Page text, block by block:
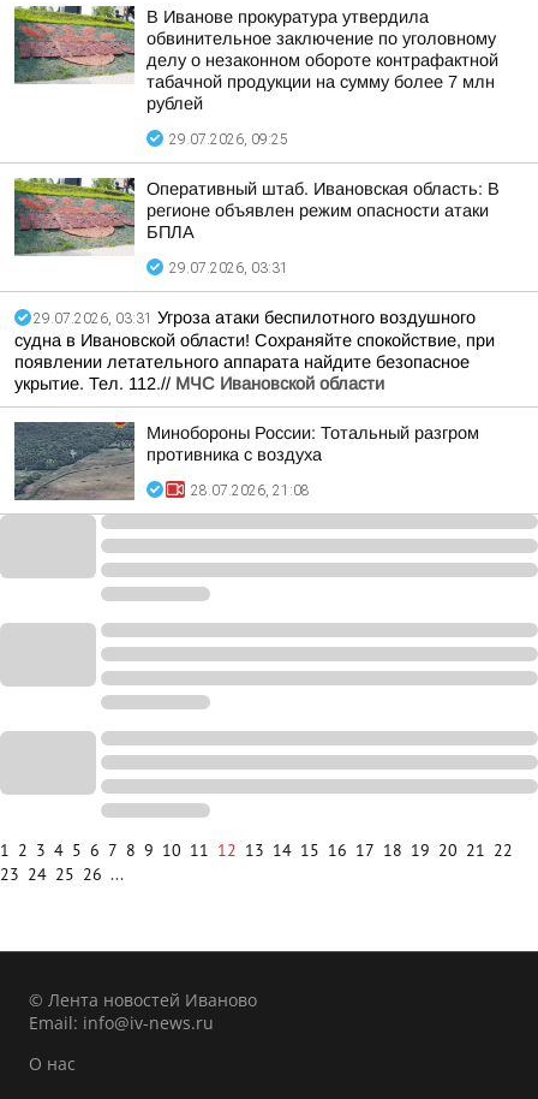
В Иванове прокуратура утвердила
обвинительное заключение по уголовному
делу о незаконном обороте контрафактной
табачной продукции на сумму более 7 млн
рублей
29.07.2026, 09:25
Оперативный штаб. Ивановская область: В
регионе объявлен режим опасности атаки
БПЛА
29.07.2026, 03:31
29.07.2026, 03:31 Угроза атаки беспилотного воздушного
судна в Ивановской области! Сохраняйте спокойствие, при
появлении летательного аппарата найдите безопасное
укрытие. Тел. 112.// МЧС Ивановской области
Минобороны России: Тотальный разгром
противника с воздуха
28.07.2026, 21:08
1 2 3 4 5 6 7 8 9 10 11 12 13 14 15 16 17 18 19 20 21 22
23 24 25 26 ...
© Лента новостей Иваново
Email: info@iv-news.ru
О нас